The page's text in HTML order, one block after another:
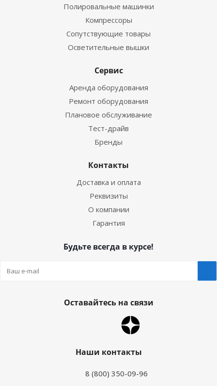
Полировальные машинки
Компрессоры
Сопутствующие товары
Осветительные вышки
Сервис
Аренда оборудования
Ремонт оборудования
Плановое обслуживание
Тест-драйв
Бренды
Контакты
Доставка и оплата
Реквизиты
О компании
Гарантия
Будьте всегда в курсе!
Оставайтесь на связи
Наши контакты
8 (800) 350-09-96